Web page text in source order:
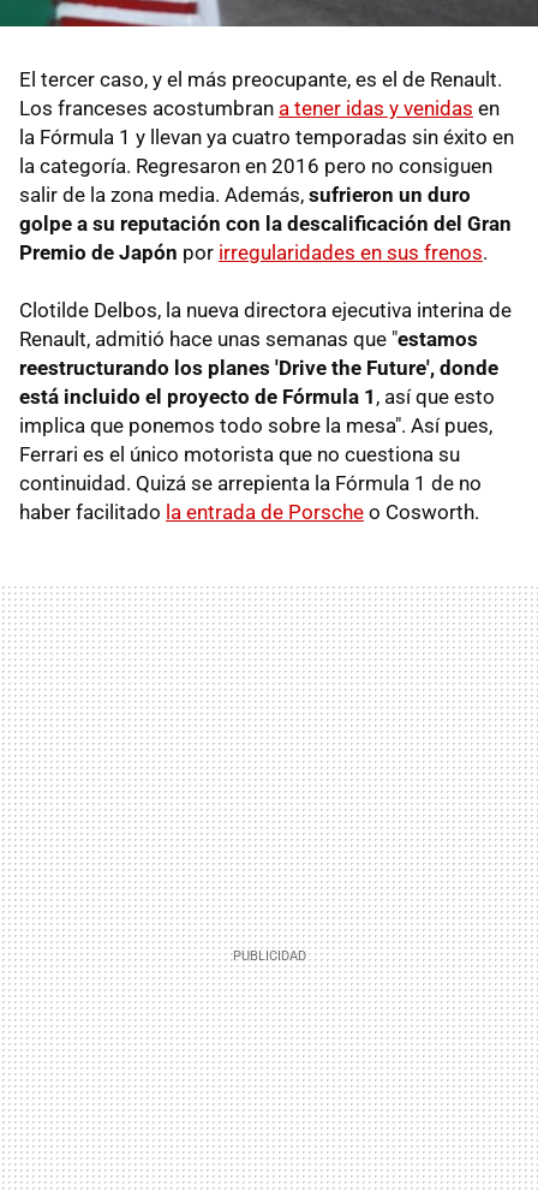
El tercer caso, y el más preocupante, es el de Renault.
Los franceses acostumbran a tener idas y venidas en
la Fórmula 1 y llevan ya cuatro temporadas sin éxito en
la categoría. Regresaron en 2016 pero no consiguen
salir de la zona media. Además, sufrieron un duro
golpe a su reputación con la descalificación del Gran
Premio de Japón por irregularidades en sus frenos.
Clotilde Delbos, la nueva directora ejecutiva interina de
Renault, admitió hace unas semanas que "estamos
reestructurando los planes 'Drive the Future', donde
está incluido el proyecto de Fórmula 1 , así que esto
implica que ponemos todo sobre la mesa". Así pues,
Ferrari es el único motorista que no cuestiona su
continuidad. Quizá se arrepienta la Fórmula 1 de no
haber facilitado la entrada de Porsche o Cosworth.